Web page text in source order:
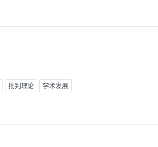
批判理论 学术发展